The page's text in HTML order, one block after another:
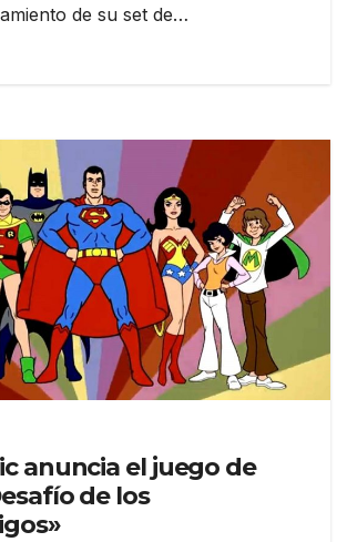
de su set de…
anuncia el juego de
de los